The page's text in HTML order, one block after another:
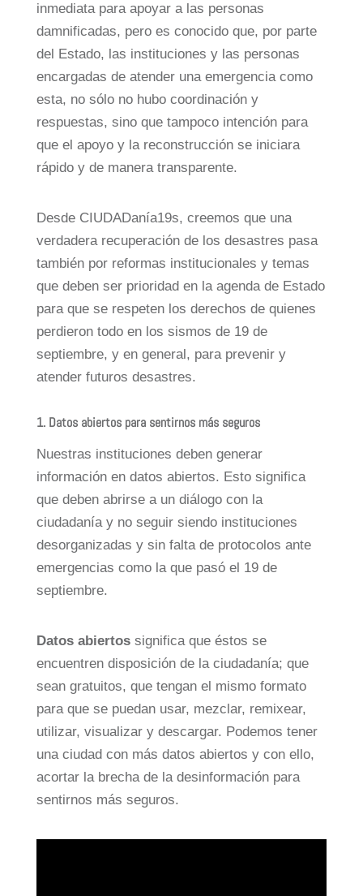
inmediata para apoyar a las personas
damnificadas, pero es conocido que, por parte
del Estado, las instituciones y las personas
encargadas de atender una emergencia como
esta, no sólo no hubo coordinación y
respuestas, sino que tampoco intención para
que el apoyo y la reconstrucción se iniciara
rápido y de manera transparente.
Desde CIUDADanía19s, creemos que una
verdadera recuperación de los desastres pasa
también por reformas institucionales y temas
que deben ser prioridad en la agenda de Estado
para que se respeten los derechos de quienes
perdieron todo en los sismos de 19 de
septiembre, y en general, para prevenir y
atender futuros desastres.
1. Datos abiertospara sentirnos más seguros
Nuestras instituciones deben generar
información en datos abiertos. Esto significa
que deben abrirse a un diálogo con la
ciudadanía y no seguir siendo instituciones
desorganizadas y sin falta de protocolos ante
emergencias como la que pasó el 19 de
septiembre.
Datos abiertossignifica que éstos se
encuentren disposición de la ciudadanía; que
sean gratuitos, que tengan el mismo formato
para que se puedan usar, mezclar, remixear,
utilizar, visualizar y descargar. Podemos tener
una ciudad con más datos abiertos y con ello,
acortar la brecha de la desinformación para
sentirnos más seguros.